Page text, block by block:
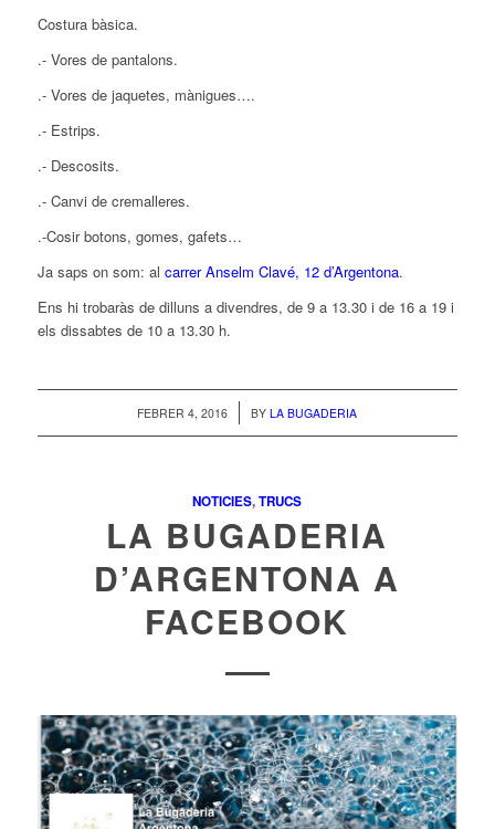
Costura bàsica.
.- Vores de pantalons.
.- Vores de jaquetes, mànigues….
.- Estrips.
.- Descosits.
.- Canvi de cremalleres.
.-Cosir botons, gomes, gafets…
Ja saps on som: al carrer Anselm Clavé, 12 d’Argentona.
Ens hi trobaràs de dilluns a divendres, de 9 a 13.30 i de 16 a 19 i
els dissabtes de 10 a 13.30 h.
FEBRER 4, 2016
/ BYLA BUGADERIA
NOTICIES,TRUCS
LA BUGADERIA
D’ARGENTONA A
FACEBOOK